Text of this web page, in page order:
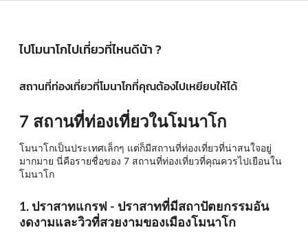
ไปโมนาโกไปเที่ยวที่ไหนดีน้า ?
สถานที่ท่องเที่ยวที่โมนาโกที่คุณต้องไปเหยียบให้ได้
7 สถานที่ท่องเที่ยวในโมนาโก
โมนาโกเป็นประเทศเล็กๆ แต่ก็มีสถานที่ท่องเที่ยวที่น่าสนใจอยู่
มากมาย นี่คือรายชื่อของ 7 สถานที่ท่องเที่ยวที่คุณควรไปเยือนใน
โมนาโก
1. ปราสาทแกรฟ - ปราสาทที่มีสถาปัตยกรรมอัน
งดงามและวิวที่สวยงามของเมืองโมนาโก